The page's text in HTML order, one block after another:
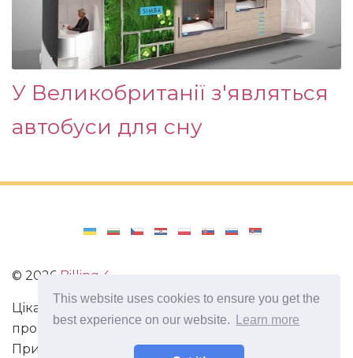
This website uses cookies to ensure you get the
best experience on our website.
Learn more
У Великобританії з'являться
автобуси для сну
© 2026 Billing 4
Цікаві та захоплюючі факти з усього світу. Статті
про виживання в непередбачених ситуаціях.
Пригоди, маршрути і спосіб життя сучасного